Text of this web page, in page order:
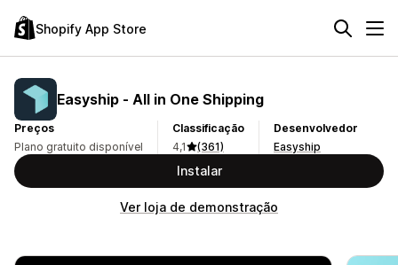
Shopify App Store
Easyship ‑ All in One Shipping
Preços
Plano gratuito disponível
Classificação
4,1
(361)
Desenvolvedor
Easyship
Instalar
Ver loja de demonstração